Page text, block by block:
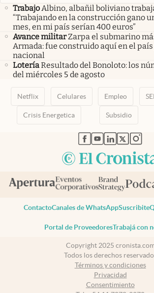
TrabajoAlbino, albañil boliviano
“Trabajando en la construcción gano
mes, en mi país serían 400 euros”
Avance militarZarpa el submarino
Armada: fue construido aquí en el
nacional
LoteríaResultado del Bonoloto: los
del miércoles 5 de agosto
Netflix Celulares Empleo
Crisis Energetica Subsidio
abre en nueva
abre en nueva
abre en
abre
ContactoCanales de WhatsAppSuscribite
Portal de ProveedoresTrabajá con
Copyright 2025
Todos los derechos
Términos y condiciones
Privacidad
Consentimiento